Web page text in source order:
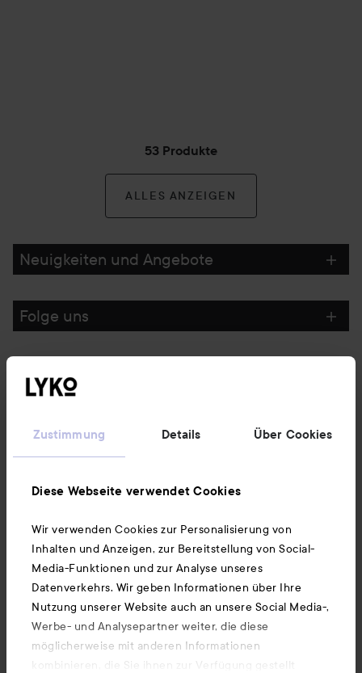
Zustimmung Details Über Cookies
Diese Webseite verwendet Cookies
Wir verwenden Cookies zur Personalisierung von
Inhalten und Anzeigen, zur Bereitstellung von Social-
Media-Funktionen und zur Analyse unseres
Datenverkehrs. Wir geben Informationen über Ihre
Nutzung unserer Website auch an unsere Social Media-,
Werbe- und Analysepartner weiter, die diese
möglicherweise mit anderen Informationen
kombinieren, die Sie ihnen zur Verfügung gestellt
53 Produkte
ALLES ANZEIGEN
Neuigkeiten und Angebote
Folge uns
Informationen
Ebenfalls interessant
Unsere App herunterladen